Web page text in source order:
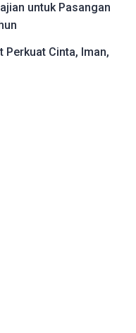
untuk Pasangan
Perkuat Cinta, Iman,